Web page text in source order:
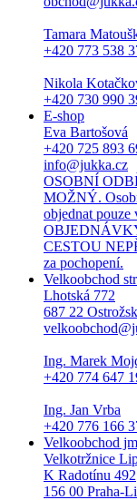
Tamara
+420 773 538
Nikola
+420 730 990
E-shop
Eva Bartošová
+420 725 893
info@jukka.cz
OSOBNÍ
MOŽNÝ.
objednat pouze
CESTOU
za pochopení.
Velkoobchod
Lhotská 772
687 22
Ing. Marek
+420 774 647
Ing. Jan Vrba
+420 776 166
Velkoobchod
Velkotržnice
K Radotínu 492
156 00 Praha-